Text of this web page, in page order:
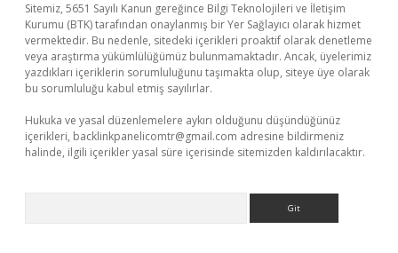
Sitemiz, 5651 Sayılı Kanun gereğince Bilgi Teknolojileri ve İletişim
Kurumu (BTK) tarafından onaylanmış bir Yer Sağlayıcı olarak hizmet
vermektedir. Bu nedenle, sitedeki içerikleri proaktif olarak denetleme
veya araştırma yükümlülüğümüz bulunmamaktadır. Ancak, üyelerimiz
yazdıkları içeriklerin sorumluluğunu taşımakta olup, siteye üye olarak
bu sorumluluğu kabul etmiş sayılırlar.
Hukuka ve yasal düzenlemelere aykırı olduğunu düşündüğünüz
içerikleri, backlinkpanelicomtr@gmail.com adresine bildirmeniz
halinde, ilgili içerikler yasal süre içerisinde sitemizden kaldırılacaktır.